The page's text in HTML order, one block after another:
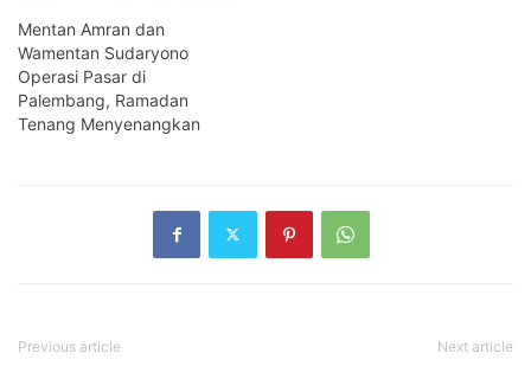
Mentan Amran dan
Wamentan Sudaryono
Operasi Pasar di
Palembang, Ramadan
Tenang Menyenangkan
Previous article Next article